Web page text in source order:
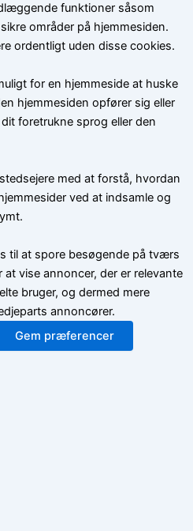
funktioner såsom
områder på hjemmesiden.
ordentligt uden disse cookies.
for en hjemmeside at huske
hjemmesiden opfører sig eller
foretrukne sprog eller den
med at forstå, hvordan
ved at indsamle og
til at spore besøgende på tværs
vise annoncer, der er relevante
bruger, og dermed mere
annoncører.
Gem præferencer